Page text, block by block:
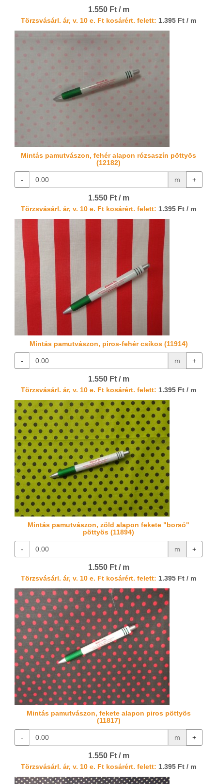
1.550 Ft / m
Törzsvásárl. ár, v. 10 e. Ft kosárért. felett: 1.395 Ft / m
Mintás pamutvászon, fehér alapon rózsaszín pöttyös
(12182)
- m +
1.550 Ft / m
Törzsvásárl. ár, v. 10 e. Ft kosárért. felett: 1.395 Ft / m
Mintás pamutvászon, piros-fehér csíkos (11914)
- m +
1.550 Ft / m
Törzsvásárl. ár, v. 10 e. Ft kosárért. felett: 1.395 Ft / m
Mintás pamutvászon, zöld alapon fekete "borsó"
pöttyös (11894)
- m +
1.550 Ft / m
Törzsvásárl. ár, v. 10 e. Ft kosárért. felett: 1.395 Ft / m
Mintás pamutvászon, fekete alapon piros pöttyös
(11817)
- m +
1.550 Ft / m
Törzsvásárl. ár, v. 10 e. Ft kosárért. felett: 1.395 Ft / m